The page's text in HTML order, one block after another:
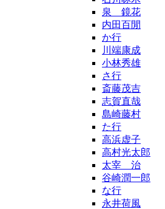
泉 鏡花
内田百閒
か行
川端康成
小林秀雄
さ行
斎藤茂吉
志賀直哉
島崎藤村
た行
高浜虚子
高村光太郎
太宰 治
谷崎潤一郎
な行
永井荷風